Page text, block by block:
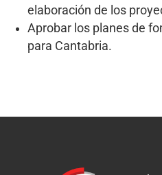
elaboración de los
Aprobar los planes de
para Cantabria.